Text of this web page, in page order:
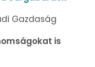
Gazdaság
is